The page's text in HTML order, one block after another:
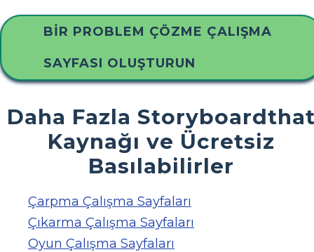
BIR PROBLEM ÇÖZME ÇALIŞMA
SAYFASI OLUŞTURUN
Daha Fazla
Kaynağı ve Ücretsiz
Basılabilirler
Çarpma Çalışma Sayfaları
Çıkarma Çalışma Sayfaları
Oyun Çalışma Sayfaları